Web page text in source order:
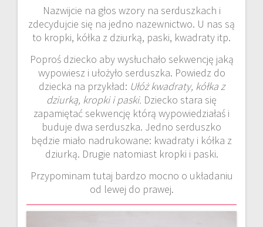
Nazwijcie na głos wzory na serduszkach i
zdecydujcie się na jedno nazewnictwo. U nas są
to kropki, kółka z dziurką, paski, kwadraty itp.
Poproś dziecko aby wysłuchało sekwencję jaką
wypowiesz i ułożyło serduszka. Powiedz do
dziecka na przykład: Ułóż kwadraty, kółka z
dziurką, kropki i paski. Dziecko stara się
zapamiętać sekwencję którą wypowiedziałaś i
buduje dwa serduszka. Jedno serduszko
będzie miało nadrukowane: kwadraty i kółka z
dziurką. Drugie natomiast kropki i paski.
Przypominam tutaj bardzo mocno o układaniu
od lewej do prawej.